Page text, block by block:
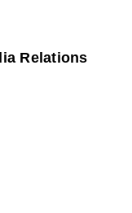
Relations